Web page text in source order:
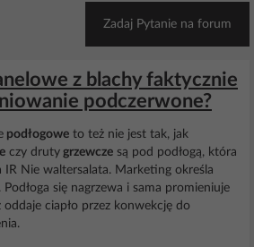
Zadaj Pytanie na forum
z blachy faktycznie
podczerwone?
podłogowe to też nie jest tak, jak
czy druty grzewcze są pod podłogą, która
IR Nie waltersalata. Marketing określa
się nagrzewa i sama promieniuje
oddaje ciapło przez konwekcję do